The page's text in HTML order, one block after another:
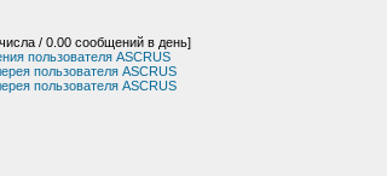
/ 0.00 сообщений в день]
пользователя ASCRUS
пользователя ASCRUS
пользователя ASCRUS